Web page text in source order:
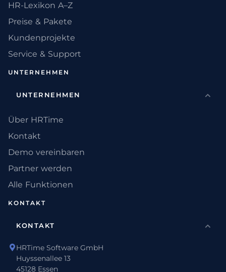
HR-Lexikon A–Z
Preise & Pakete
Kundenprojekte
Service & Support
UNTERNEHMEN
UNTERNEHMEN
Über HRTime
Kontakt
Demo vereinbaren
Partner werden
Alle Funktionen
KONTAKT
KONTAKT
HRTime Software GmbH
Huyssenallee 13
45128 Essen